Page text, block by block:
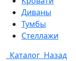
Диваны
Тумбы
Стеллажи
Каталог Назад